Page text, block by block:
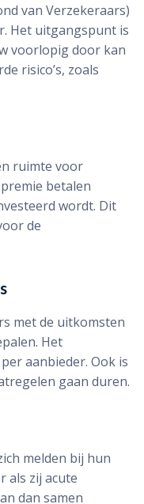
van Verzekeraars)
Het uitgangspunt is
voorlopig door kan
risico’s, zoals
ruimte voor
betalen
wordt. Dit
de
met de uitkomsten
Het
aanbieder. Ook is
gaan duren.
melden bij hun
als zij acute
dan samen